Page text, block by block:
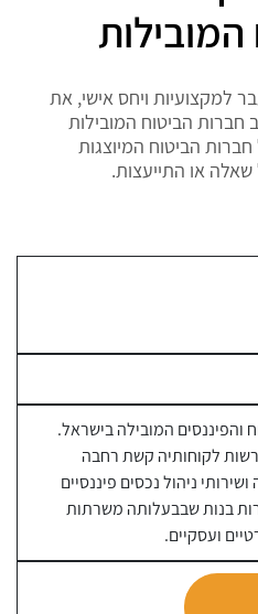
למקצועיות ויחס אישי, את
הביטוח המובילות
הביטוח המיוצגות
שאלה או התייעצות.
והפיננסים המובילה בישראל.
לרשות לקוחותיה קשת רחבה
ניהול נכסים פיננסיים
בנות שבבעלותה משרתות
ועסקיים.